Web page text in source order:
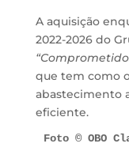
A aquisição
2022-2026 do
que tem como
abastecimento
eficiente.
Foto © OBO